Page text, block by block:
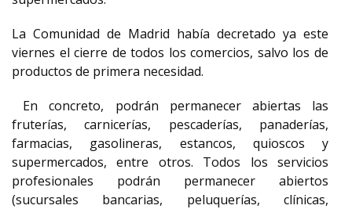
La Comunidad de Madrid había decretado ya este
viernes el cierre de todos los comercios, salvo los de
productos de primera necesidad.
En concreto, podrán permanecer abiertas las
fruterías, carnicerías, pescaderías, panaderías,
farmacias, gasolineras, estancos, quioscos y
supermercados, entre otros. Todos los servicios
profesionales podrán permanecer abiertos
(sucursales bancarias, peluquerías, clínicas,